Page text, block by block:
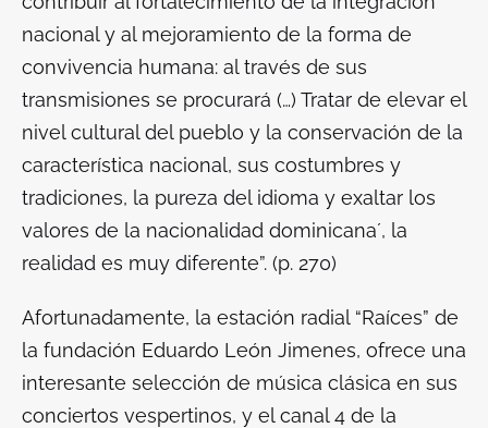
nacional y al mejoramiento de la forma de
convivencia humana: al través de sus
transmisiones se procurará (…) Tratar de elevar el
nivel cultural del pueblo y la conservación de la
característica nacional, sus costumbres y
tradiciones, la pureza del idioma y exaltar los
valores de la nacionalidad dominicana´, la
realidad es muy diferente”. (p. 270)
Afortunadamente, la estación radial “Raíces” de
la fundación Eduardo León Jimenes, ofrece una
interesante selección de música clásica en sus
conciertos vespertinos, y el canal 4 de la